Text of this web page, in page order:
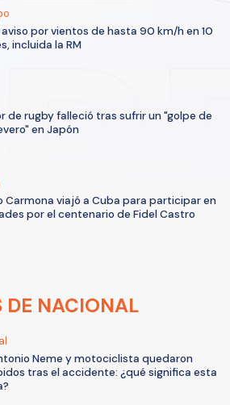
por vientos de hasta 90 km/h en 10
incluida la RM
de rugby falleció tras sufrir un "golpe de
en Japón
Carmona viajó a Cuba para participar en
por el centenario de Fidel Castro
DE NACIONAL
Neme y motociclista quedaron
tras el accidente: ¿qué significa esta